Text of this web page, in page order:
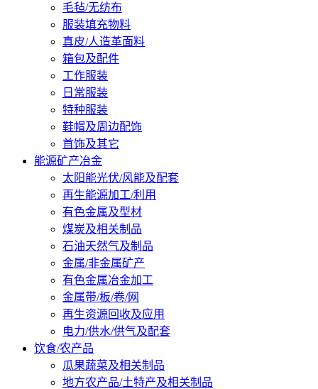
毛毡/无纺布
服装填充物料
真皮/人造革面料
箱包及配件
工作服装
日常服装
特种服装
鞋帽及周边配饰
首饰及其它
能源矿产冶金
太阳能光伏/风能及配套
再生能源加工/利用
有色金属及型材
煤炭及相关制品
石油天然气及制品
金属/非金属矿产
有色金属冶金加工
金属带/板/卷/网
再生资源回收及应用
电力/供水/供气及配套
饮食/农产品
瓜果蔬菜及相关制品
地方农产品/土特产及相关制品